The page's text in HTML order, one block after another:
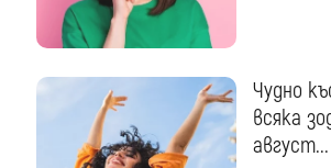
Чудно
всяка
август...